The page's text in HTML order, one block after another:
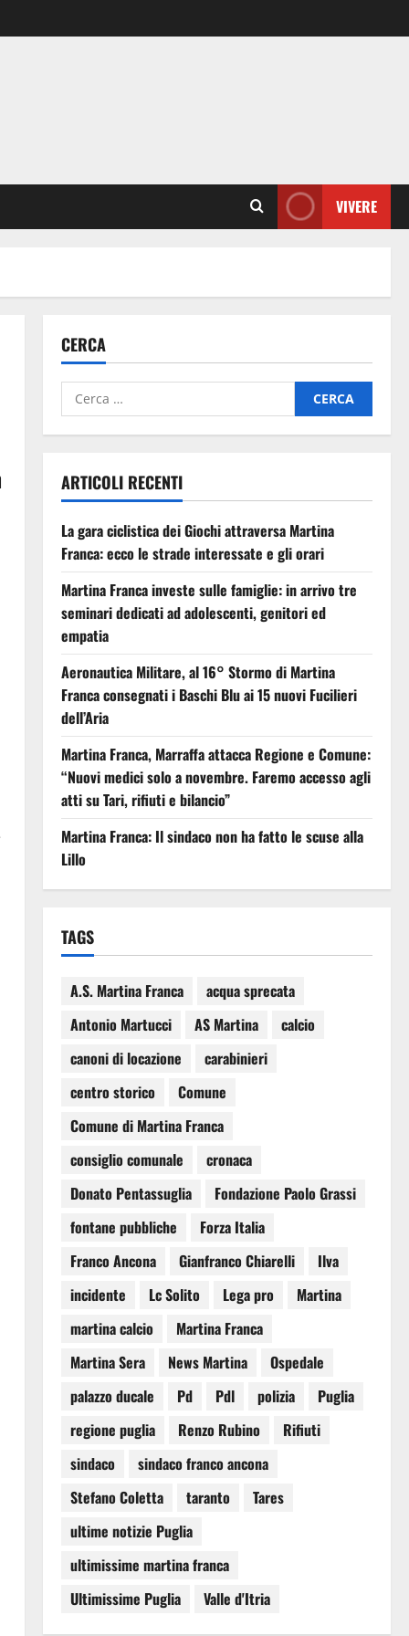
VIVERE
CERCA
ARTICOLI RECENTI
La gara ciclistica dei Giochi attraversa Martina
Franca: ecco le strade interessate e gli orari
Martina Franca investe sulle famiglie: in arrivo tre
seminari dedicati ad adolescenti, genitori ed
empatia
Aeronautica Militare, al 16° Stormo di Martina
Franca consegnati i Baschi Blu ai 15 nuovi Fucilieri
dell’Aria
Martina Franca, Marraffa attacca Regione e Comune:
“Nuovi medici solo a novembre. Faremo accesso agli
atti su Tari, rifiuti e bilancio”
Martina Franca: Il sindaco non ha fatto le scuse alla
Lillo
TAGS
A.S. Martina Franca
acqua sprecata
Antonio Martucci
AS Martina
calcio
canoni di locazione
carabinieri
centro storico
Comune
Comune di Martina Franca
consiglio comunale
cronaca
Donato Pentassuglia
Fondazione Paolo Grassi
fontane pubbliche
Forza Italia
Franco Ancona
Gianfranco Chiarelli
Ilva
incidente
Lc Solito Lega pro
Martina
martina calcio
Martina Franca
Martina Sera
News Martina
Ospedale
palazzo ducale
Pd Pdl polizia
Puglia
regione puglia
Renzo Rubino
Rifiuti
sindaco
sindaco franco ancona
Stefano Coletta
taranto
Tares
ultime notizie Puglia
ultimissime martina franca
Ultimissime Puglia
Valle d'Itria